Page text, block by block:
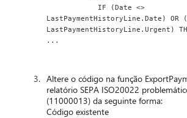
LastPaymentHistoryLine.Date) OR
LastPaymentHistoryLine.Urgent)
...
Altere o código na função
relatório SEPA ISO20022
(11000013) da seguinte forma:
Código existente